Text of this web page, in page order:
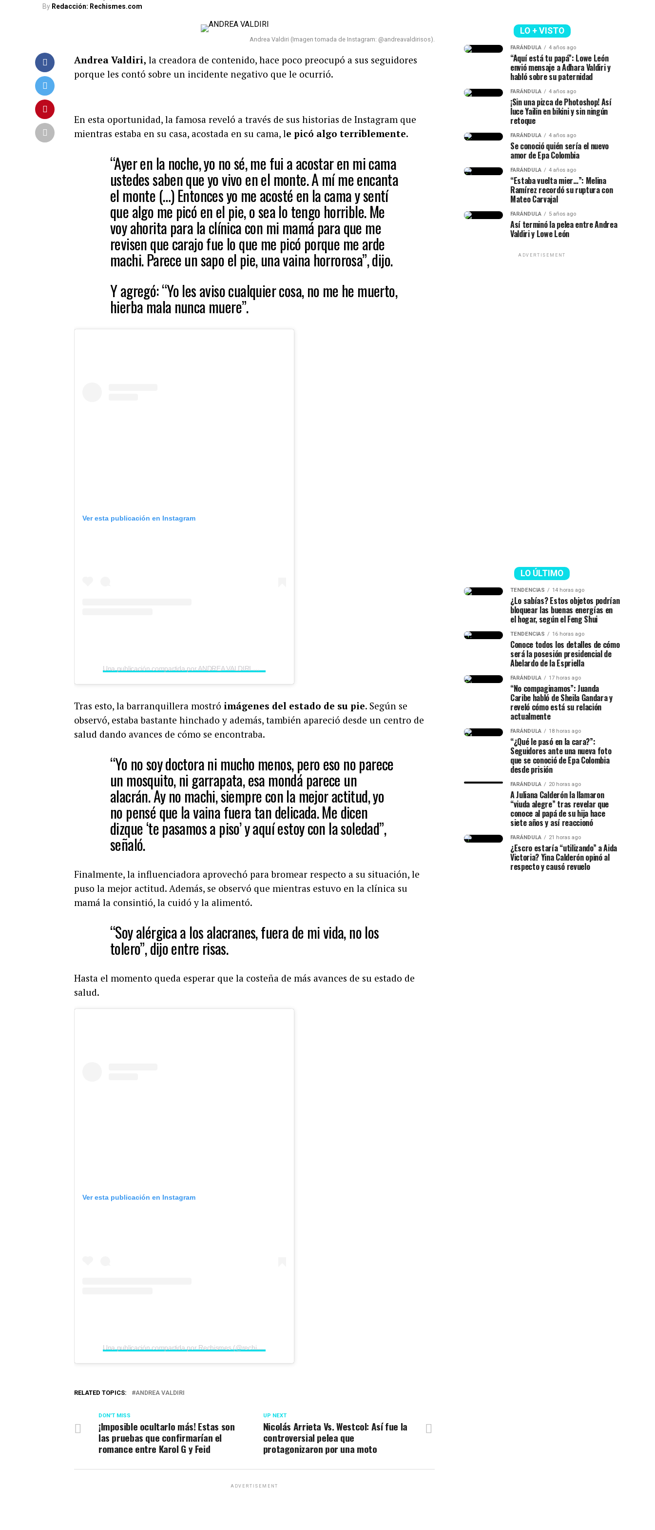
By Redacción: Rechismes.com
Andrea Valdiri (Imagen tomada de Instagram: @andreavaldirisos).
Andrea Valdiri, la creadora de contenido, hace poco preocupó a sus seguidores
porque les contó sobre un incidente negativo que le ocurrió.
En esta oportunidad, la famosa reveló a través de sus historias de Instagram que
mientras estaba en su casa, acostada en su cama, le picó algo terriblemente.
“Ayer en la noche, yo no sé, me fui a acostar en mi cama
ustedes saben que yo vivo en el monte. A mí me encanta
el monte (…) Entonces yo me acosté en la cama y sentí
que algo me picó en el pie, o sea lo tengo horrible. Me
voy ahorita para la clínica con mi mamá para que me
revisen que carajo fue lo que me picó porque me arde
machi. Parece un sapo el pie, una vaina horrorosa”, dijo.
Y agregó: “Yo les aviso cualquier cosa, no me he muerto,
hierba mala nunca muere”.
Ver esta publicación en Instagram
Una publicación compartida por ANDREA VALDIRI 🇨🇴 (@andreavaldirisos)
Tras esto, la barranquillera mostró imágenes del estado de su pie. Según se
observó, estaba bastante hinchado y además, también apareció desde un centro de
salud dando avances de cómo se encontraba.
“Yo no soy doctora ni mucho menos, pero eso no parece
un mosquito, ni garrapata, esa mondá parece un
alacrán. Ay no machi, siempre con la mejor actitud, yo
no pensé que la vaina fuera tan delicada. Me dicen
dizque ‘te pasamos a piso’ y aquí estoy con la soledad”,
señaló.
Finalmente, la influenciadora aprovechó para bromear respecto a su situación, le
puso la mejor actitud. Además, se observó que mientras estuvo en la clínica su
mamá la consintió, la cuidó y la alimentó.
“Soy alérgica a los alacranes, fuera de mi vida, no los
tolero”, dijo entre risas.
Hasta el momento queda esperar que la costeña de más avances de su estado de
salud.
Ver esta publicación en Instagram
Una publicación compartida por Rechismes (@rechismes)
RELATED TOPICS: ANDREA VALDIRI
UP NEXT
Nicolás Arrieta Vs. Westcol: Así fue la
controversial pelea que
protagonizaron por una moto
DON'T MISS
¡Imposible ocultarlo más! Estas son
las pruebas que confirmarían el
romance entre Karol G y Feid
ADVERTISEMENT
LO + VISTO
FARÁNDULA 4 años ago
“Aquí está tu papá”: Lowe León
envió mensaje a Adhara Valdiri y
habló sobre su paternidad
FARÁNDULA 4 años ago
¡Sin una pizca de Photoshop! Así
luce Yailin en bikini y sin ningún
retoque
FARÁNDULA 4 años ago
Se conoció quién sería el nuevo
amor de Epa Colombia
FARÁNDULA 4 años ago
“Estaba vuelta mier…”: Melina
Ramírez recordó su ruptura con
Mateo Carvajal
FARÁNDULA 5 años ago
Así terminó la pelea entre Andrea
Valdiri y Lowe León
ADVERTISEMENT
LO ÚLTIMO
TENDENCIAS 14 horas ago
¿Lo sabías? Estos objetos podrían
bloquear las buenas energías en
el hogar, según el Feng Shui
TENDENCIAS 16 horas ago
Conoce todos los detalles de cómo
será la posesión presidencial de
Abelardo de la Espriella
FARÁNDULA 17 horas ago
“No compaginamos”: Juanda
Caribe habló de Sheila Gandara y
reveló cómo está su relación
actualmente
FARÁNDULA 18 horas ago
“¿Qué le pasó en la cara?”:
Seguidores ante una nueva foto
que se conoció de Epa Colombia
desde prisión
FARÁNDULA 20 horas ago
A Juliana Calderón la llamaron
“viuda alegre” tras revelar que
conoce al papá de su hija hace
siete años y así reaccionó
FARÁNDULA 21 horas ago
¿Escro estaría “utilizando” a Aida
Victoria? Yina Calderón opinó al
respecto y causó revuelo